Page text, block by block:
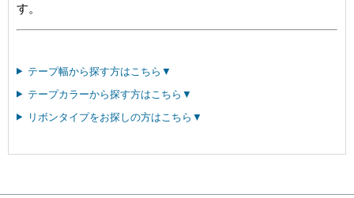
す。
テープ幅から探す方はこちら▼
テープカラーから探す方はこちら▼
リボンタイプをお探しの方はこちら▼